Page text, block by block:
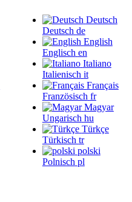
Deutsch
Deutsch de
English
Englisch en
Italiano
Italienisch it
Français
Französisch fr
Magyar
Ungarisch hu
Türkçe
Türkisch tr
polski
Polnisch pl